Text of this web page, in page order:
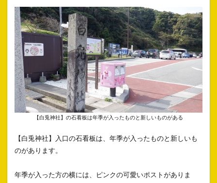
【白兎神社】の石看板は年季が入ったものと新しいものがある
【白兎神社】入口の石看板は、年季が入ったものと新しいも
のがあります。
年季が入った方の横には、ピンクの可愛いポストがありま